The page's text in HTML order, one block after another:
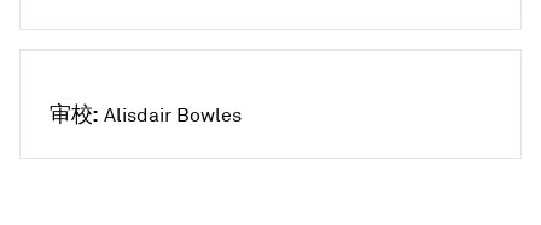
审校: Alisdair Bowles